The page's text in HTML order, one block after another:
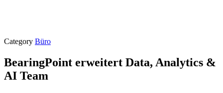
Category Büro
BearingPoint erweitert Data, Analytics &
AI Team